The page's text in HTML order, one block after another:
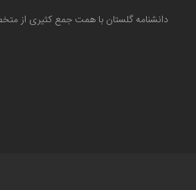
دانشنامه گلستان با همت جمع کثیری از